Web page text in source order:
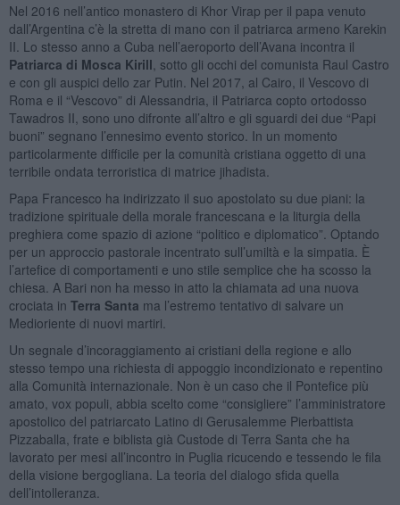
Nel 2016 nell’antico monastero di Khor Virap per il papa venuto
dall’Argentina c’è la stretta di mano con il patriarca armeno Karekin
II. Lo stesso anno a Cuba nell’aeroporto dell’Avana incontra il
Patriarca di Mosca Kirill , sotto gli occhi del comunista Raul Castro
e con gli auspici dello zar Putin. Nel 2017, al Cairo, il Vescovo di
Roma e il “Vescovo” di Alessandria, il Patriarca copto ortodosso
Tawadros II, sono uno difronte all’altro e gli sguardi dei due “Papi
buoni” segnano l’ennesimo evento storico. In un momento
particolarmente difficile per la comunità cristiana oggetto di una
terribile ondata terroristica di matrice jihadista.
Papa Francesco ha indirizzato il suo apostolato su due piani: la
tradizione spirituale della morale francescana e la liturgia della
preghiera come spazio di azione “politico e diplomatico”. Optando
per un approccio pastorale incentrato sull’umiltà e la simpatia. È
l’artefice di comportamenti e uno stile semplice che ha scosso la
chiesa. A Bari non ha messo in atto la chiamata ad una nuova
crociata in Terra Santa ma l’estremo tentativo di salvare un
Medioriente di nuovi martiri.
Un segnale d’incoraggiamento ai cristiani della regione e allo
stesso tempo una richiesta di appoggio incondizionato e repentino
alla Comunità internazionale. Non è un caso che il Pontefice più
amato, vox populi, abbia scelto come “consigliere” l’amministratore
apostolico del patriarcato Latino di Gerusalemme Pierbattista
Pizzaballa, frate e biblista già Custode di Terra Santa che ha
lavorato per mesi all’incontro in Puglia ricucendo e tessendo le fila
della visione bergogliana. La teoria del dialogo sfida quella
dell’intolleranza.